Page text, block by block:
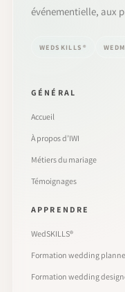
événementielle, aux
WEDSKILLS®
GÉNÉRAL
Accueil
À propos d’IWI
Métiers du mariage
Témoignages
APPRENDRE
WedSKILLS®
Formation wedding
Formation wedding